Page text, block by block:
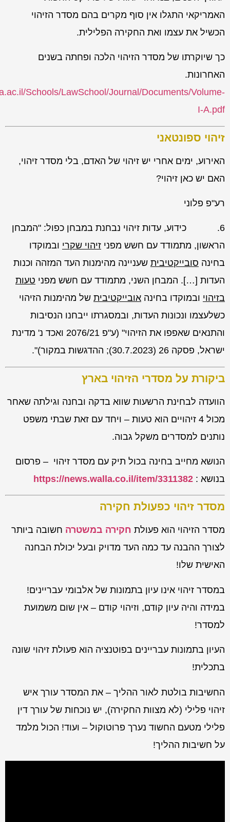
האמריקאי התגלו אין סוף מקרים בהם מסדר הזיהוי
הכשיל את עצמו ואת החקירה הפלילית.
כך שיוקרתו של מסדר הזיהוי הלכה ופחתה בשנים
האחרונות.
Schools/LawSchool/Journal/Documents/Volume-
I-A.pdf
זיהוי ספונטאני
האירוע, ימים אחרי יש זיהוי של האדם, בלי מסדר זיהוי,
האם יש כאן זיהוי?
רע"פ פלוני
6. כידוע, עדות זיהוי נבחנת במבחן כפול: "המבחן
הראשון, מתמודד עם חשש מפני זיהוי שקרי ובמוקדו
בחינה סובייקטיבית שעניינה מהימנות העד המזהה וכנות
העדות […]. המבחן השני, מתמודד עם חשש מפני טעות
בזיהוי ובמוקדו בחינה אובייקטיבית של מהימנות הזיהוי
כשלעצמו ונכונות העדות, ובמסגרתו ייבחנו הנסיבות
והתנאים שאפפו את הזיהוי" (ע"פ 2076/21
ואכד נ' מדינת
ישראל, פסקה 26 (30.7.2023); ההדגשות במקור)".
ביקורת על מסדרי הזיהוי בארץ
הוועדה לבחינת הרשעות שווא בדקה ובחנה וגילתה שאחר
מכול 4 זיהויים הוא טעות – ויחד עם זאת שבתי משפט
נותנים למסדרים משקל גבוה.
הנושא מחייב בחינה בכול תיק עם מסדר זיהוי – פרסום
בנושא : https://news.walla.co.il/item/3311382
מסדר זיהוי כפעולת חקירה
מסדר הזיהוי הוא פעולת חקירה במשטרה חשובה ביותר
לצורך ההבנה עד כמה העד מדויק ובעל יכולת הבחנה
האישית שלו!
במסדר זיהוי אינו עיון בתמונות של אלבומי עבריינים!
במידה והיה עיון קודם, וזיהוי קודם – אין שום משמועת
למסדר!
העיון בתמונות עבריינים בפוטנציה הוא פעולת זיהוי שונה
בתכלית!
החשיבות בולטת לאור ההליך – את המסדר עורך איש
זיהוי פלילי (לא מצוות החקירה), יש נוכחות של עורך דין
פלילי מטעם החשוד נערך פרוטוקול – ועוד! הכול מלמד
על חשיבות ההליך!